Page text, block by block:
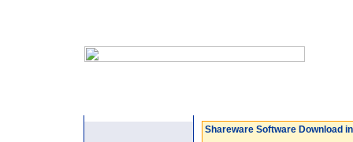
Shareware Software Download